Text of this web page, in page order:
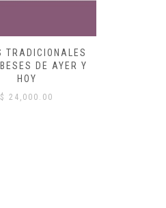
TRADICIONALES
DE AYER Y
HOY
$ 24,000.00